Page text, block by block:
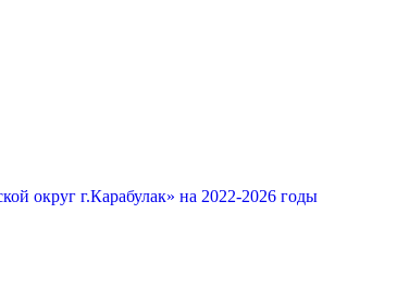
округ г.Карабулак» на 2022-2026 годы